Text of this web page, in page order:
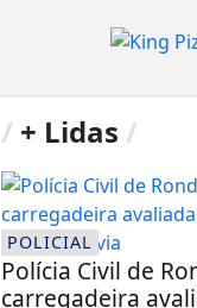
/ + Lidas /
POLICIAL
Polícia Civil de
carregadeira